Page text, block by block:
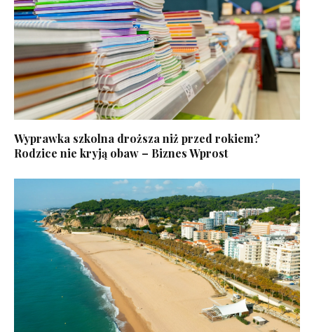
Wyprawka szkolna droższa niż przed rokiem?
Rodzice nie kryją obaw – Biznes Wprost